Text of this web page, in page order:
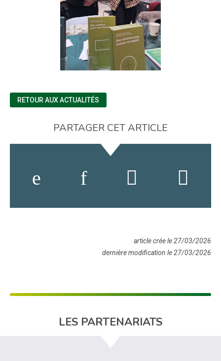
RETOUR AUX ACTUALITÉS
PARTAGER CET ARTICLE
article crée le 27/03/2026
dernière modification le 27/03/2026
LES PARTENARIATS